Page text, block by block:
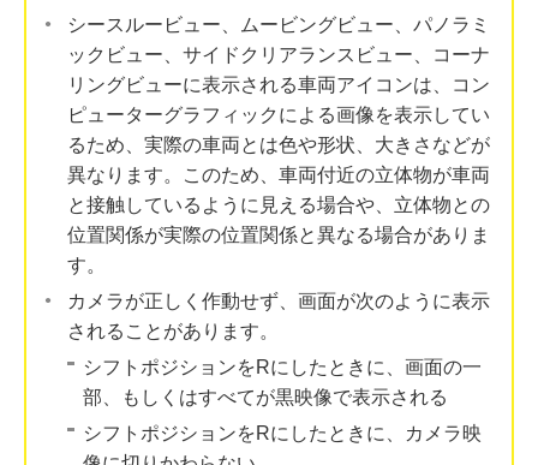
シースルービュー、ムービングビュー、パノラミ
ックビュー、サイドクリアランスビュー、コーナ
リングビューに表示される車両アイコンは、コン
ピューターグラフィックによる画像を表示してい
るため、実際の車両とは色や形状、大きさなどが
異なります。このため、車両付近の立体物が車両
と接触しているように見える場合や、立体物との
位置関係が実際の位置関係と異なる場合がありま
す。
カメラが正しく作動せず、画面が次のように表示
されることがあります。
シフトポジションをRにしたときに、画面の一
部、もしくはすべてが黒映像で表示される
シフトポジションをRにしたときに、カメラ映